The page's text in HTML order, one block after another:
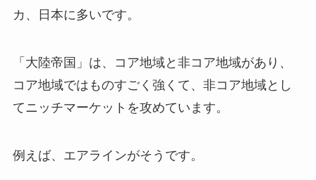
カ、日本に多いです。
「大陸帝国」は、コア地域と非コア地域があり、
コア地域ではものすごく強くて、非コア地域とし
てニッチマーケットを攻めています。
例えば、エアラインがそうです。